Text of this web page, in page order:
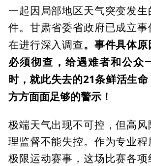
一起因局部地区天气突变发生
件。甘肃省委省政府已成立事
在进行深入调查。事件具体
必须彻查，给遇难者和公众
时，就此失去的21条鲜活生
方方面面足够的警示！
极端天气出现不可控，但高风
理监督不能失控。作为专业程
极限运动赛事，这场比赛各项